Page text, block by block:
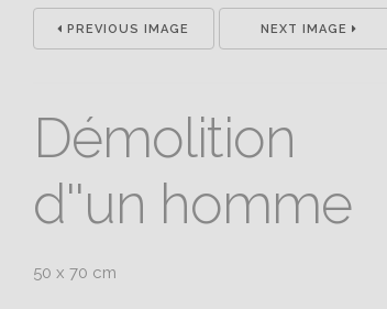
PREVIOUS IMAGE NEXT IMAGE
Démolition
d''un homme
50 x 70 cm